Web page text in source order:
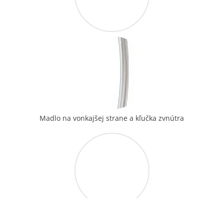
Madlo na vonkajšej strane a kľučka zvnútra